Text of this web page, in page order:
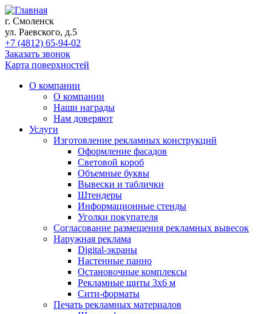
г. Смоленск
ул. Раевского, д.5
+7 (4812) 65-94-02
Заказать звонок
Карта поверхностей
О компании
О компании
Наши награды
Нам доверяют
Услуги
Изготовление рекламных конструкций
Оформление фасадов
Световой короб
Объемные буквы
Вывески и таблички
Штендеры
Информационные стенды
Уголки покупателя
Согласование размещения рекламных вывесок
Наружная реклама
Digital-экраны
Настенные панно
Остановочные комплексы
Рекламные щиты 3х6 м
Сити-форматы
Печать рекламных материалов